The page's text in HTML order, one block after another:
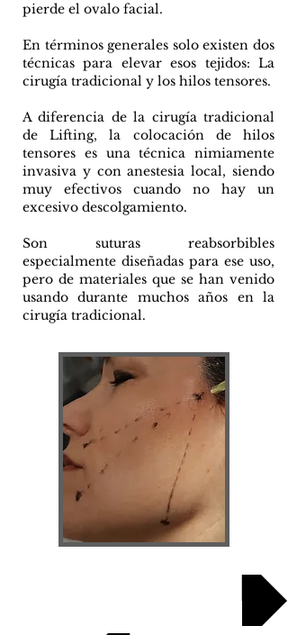
pierde el ovalo facial.
En términos generales solo existen dos
técnicas para elevar esos tejidos: La
cirugía tradicional y los hilos tensores.
A diferencia de la cirugía tradicional
de Lifting, la colocación de hilos
tensores es una técnica nimiamente
invasiva y con anestesia local, siendo
muy efectivos cuando no hay un
excesivo descolgamiento.
Son suturas reabsorbibles
especialmente diseñadas para ese uso,
pero de materiales que se han venido
usando durante muchos años en la
cirugía tradicional.